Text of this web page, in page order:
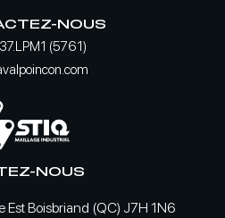
NOUS
(5761)
NOUS
Est Boisbriand (QC) J7H 1N6